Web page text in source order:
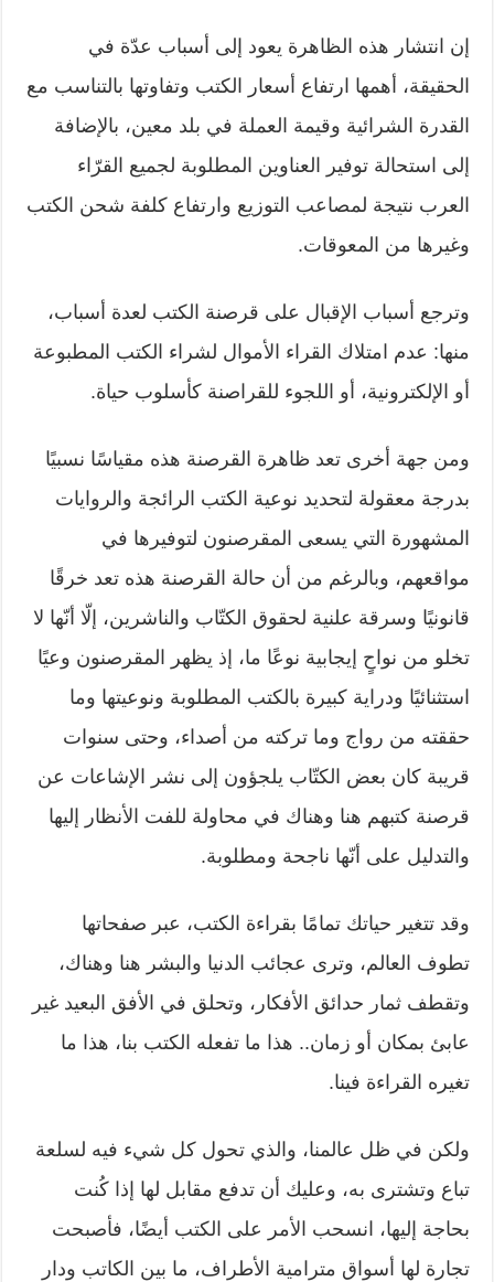
إن انتشار هذه الظاهرة يعود إلى أسباب عدّة في
الحقيقة، أهمها ارتفاع أسعار الكتب وتفاوتها بالتناسب مع
القدرة الشرائية وقيمة العملة في بلد معين، بالإضافة
إلى استحالة توفير العناوين المطلوبة لجميع القرّاء
العرب نتيجة لمصاعب التوزيع وارتفاع كلفة شحن الكتب
وغيرها من المعوقات.
وترجع أسباب الإقبال على قرصنة الكتب لعدة أسباب،
منها: عدم امتلاك القراء الأموال لشراء الكتب المطبوعة
أو الإلكترونية، أو اللجوء للقراصنة كأسلوب حياة.
ومن جهة أخرى تعد ظاهرة القرصنة هذه مقياسًا نسبيًا
بدرجة معقولة لتحديد نوعية الكتب الرائجة والروايات
المشهورة التي يسعى المقرصنون لتوفيرها في
مواقعهم، وبالرغم من أن حالة القرصنة هذه تعد خرقًا
قانونيًا وسرقة علنية لحقوق الكتّاب والناشرين، إلّا أنّها لا
تخلو من نواحٍ إيجابية نوعًا ما، إذ يظهر المقرصنون وعيًا
استثنائيًا ودراية كبيرة بالكتب المطلوبة ونوعيتها وما
حققته من رواج وما تركته من أصداء، وحتى سنوات
قريبة كان بعض الكتّاب يلجؤون إلى نشر الإشاعات عن
قرصنة كتبهم هنا وهناك في محاولة للفت الأنظار إليها
والتدليل على أنّها ناجحة ومطلوبة.
وقد تتغير حياتك تمامًا بقراءة الكتب، عبر صفحاتها
تطوف العالم، وترى عجائب الدنيا والبشر هنا وهناك،
وتقطف ثمار حدائق الأفكار، وتحلق في الأفق البعيد غير
عابئ بمكان أو زمان.. هذا ما تفعله الكتب بنا، هذا ما
تغيره القراءة فينا.
ولكن في ظل عالمنا، والذي تحول كل شيء فيه لسلعة
تباع وتشترى به، وعليك أن تدفع مقابل لها إذا كُنت
بحاجة إليها، انسحب الأمر على الكتب أيضًا، فأصبحت
تجارة لها أسواق مترامية الأطراف، ما بين الكاتب ودار